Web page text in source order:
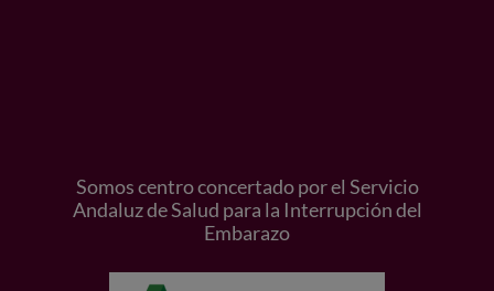
Somos centro concertado por el Servicio
Andaluz de Salud para la Interrupción del
Embarazo